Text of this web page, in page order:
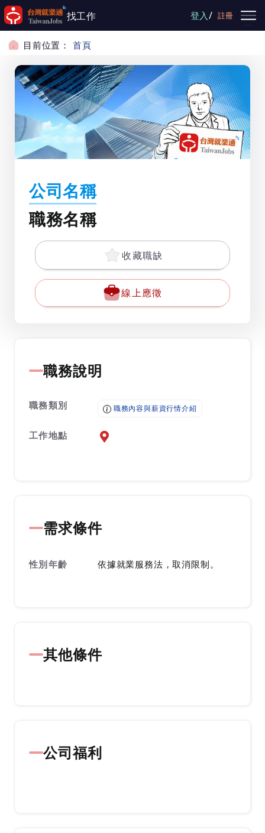
跳到主要內容
找工作 登入/ 註冊
目前位置： 首頁
公司名稱
職務名稱
收藏職缺
線上應徵
職務說明
職務類別 職務內容與薪資行情介紹
工作地點 前往查看地圖
需求條件
性別年齡 依據就業服務法，取消限制。
其他條件
公司福利